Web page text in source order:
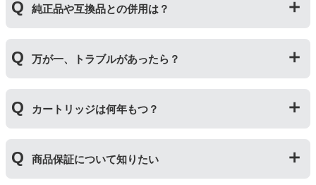
したブログ記事がございますのでよろしければご覧くだ
純正インク・互換インク・詰め替えインクの違い【まと
め】
インク量が入っており、純正インクと同等量の印刷がで
きます。（インクが純正品より多く入っていても、必ず
ん。）印刷枚数についてはご使用環境により大きく左右
純正品や互換品との併用は？
併用してご使用いただけます。（例：よく使うブラック
は互換インク、他の色は純正インクを使う等）ただし、
用おいては、当店でテストしておりません。万が一動作
ください。
万が一、トラブルがあったら？
ご相談ください。また互換インクカートリッジには「
ふ
たつの保証」を設けております。商品はご購入から１年
ら１年以内であれば保証の適用が可能です。
カートリッジは何年もつ？
ら１年間とさせていただいておりますので、可能な限り
保証期間内に使い切っていただくようお願いいたしま
商品保証について知りたい